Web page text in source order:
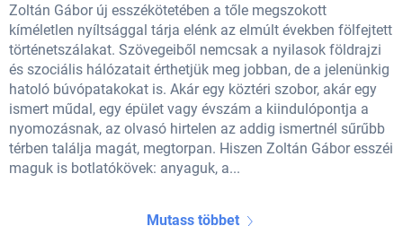
Zoltán Gábor új esszékötetében a tőle megszokott
kíméletlen nyíltsággal tárja elénk az elmúlt években fölfejtett
történetszálakat. Szövegeiből nemcsak a nyilasok földrajzi
és szociális hálózatait érthetjük meg jobban, de a jelenünkig
hatoló búvópatakokat is. Akár egy köztéri szobor, akár egy
ismert műdal, egy épület vagy évszám a kiindulópontja a
nyomozásnak, az olvasó hirtelen az addig ismertnél sűrűbb
térben találja magát, megtorpan. Hiszen Zoltán Gábor esszéi
maguk is botlatókövek: anyaguk, a...
Mutass többet